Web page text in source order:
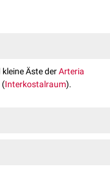
kleine Äste derArteria
(Interkostalraum).
zwei Gefäße vorliegen.
besteht in der